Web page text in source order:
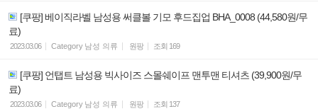
[쿠팡] 베이직라벨 남성용 써클볼 기모 후드집업 BHA_0008 (44,580원/무
료)
2023.03.06 Category 남성 의류 원팡 조회 169
[쿠팡] 언탭트 남성용 빅사이즈 스몰쉐이프 맨투맨 티셔츠 (39,900원/무
료)
2023.03.06 Category 남성 의류 원팡 조회 137